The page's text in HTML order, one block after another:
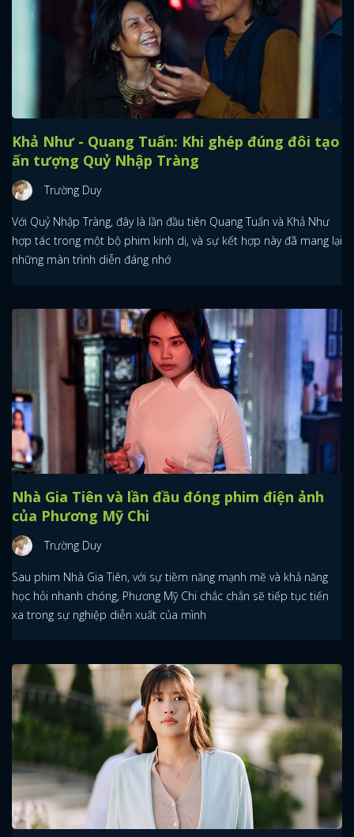
Khả Như - Quang Tuấn: Khi ghép đúng đôi tạo
ấn tượng Quỷ Nhập Tràng
Trường Duy
Với Quỷ Nhập Tràng, đây là lần đầu tiên Quang Tuấn và Khả Như
hợp tác trong một bộ phim kinh dị, và sự kết hợp này đã mang lại
những màn trình diễn đáng nhớ
Nhà Gia Tiên và lần đầu đóng phim điện ảnh
của Phương Mỹ Chi
Trường Duy
Sau phim Nhà Gia Tiên, với sự tiềm năng mạnh mẽ và khả năng
học hỏi nhanh chóng, Phương Mỹ Chi chắc chắn sẽ tiếp tục tiến
xa trong sự nghiệp diễn xuất của mình